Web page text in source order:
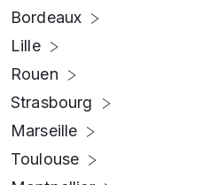
Bordeaux
Lille
Rouen
Strasbourg
Marseille
Toulouse